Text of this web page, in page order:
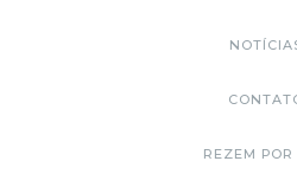
REZEM POR